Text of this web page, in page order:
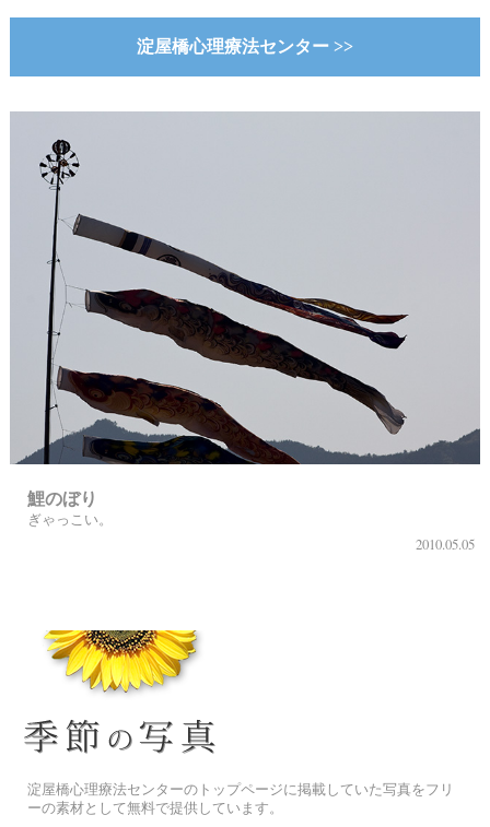
淀屋橋心理療法センター >>
鯉のぼり
ぎゃっこい。
2010.05.05
淀屋橋心理療法センターのトップページに掲載していた写真をフリ
ーの素材として無料で提供しています。